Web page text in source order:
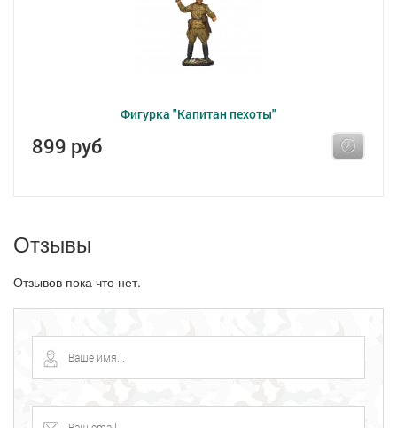
Фигурка "Капитан пехоты"
899 руб
Отзывы
Отзывов пока что нет.